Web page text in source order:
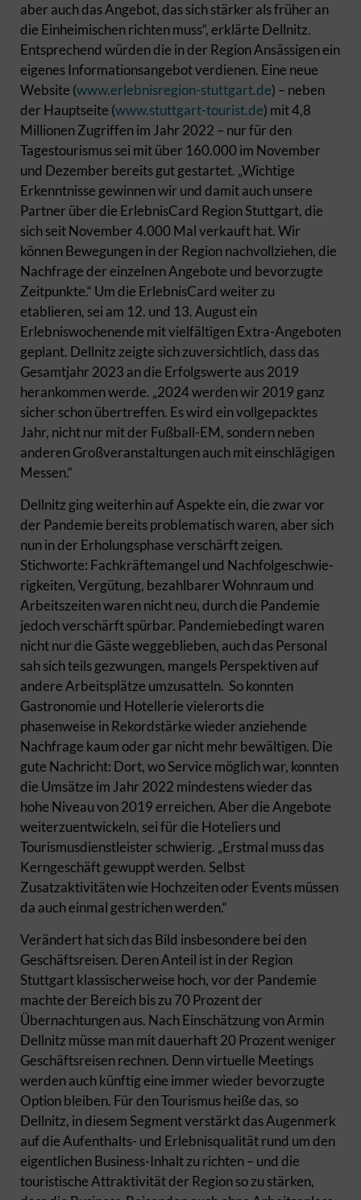
aber auch das Angebot, das sich stärker als früher an
die Einheimischen richten muss“, erklärte Dellnitz.
Entsprechend würden die in der Region Ansässigen ein
eigenes Informationsangebot verdienen. Eine neue
Website (www.erlebnisregion-stuttgart.de) – neben
der Hauptseite (www.stuttgart-tourist.de) mit 4,8
Millionen Zugriffen im Jahr 2022 – nur für den
Tagestourismus sei mit über 160.000 im November
und Dezember bereits gut gestartet. „Wichtige
Erkenntnisse gewinnen wir und damit auch unsere
Partner über die ErlebnisCard Region Stuttgart, die
sich seit November 4.000 Mal verkauft hat. Wir
können Bewegungen in der Region nachvollziehen, die
Nachfrage der einzelnen Angebote und bevorzugte
Zeitpunkte.“ Um die ErlebnisCard weiter zu
etablieren, sei am 12. und 13. August ein
Erlebniswochenende mit vielfältigen Extra-Angeboten
geplant. Dellnitz zeigte sich zuversichtlich, dass das
Gesamtjahr 2023 an die Erfolgswerte aus 2019
herankommen werde. „2024 werden wir 2019 ganz
sicher schon übertreffen. Es wird ein vollgepacktes
Jahr, nicht nur mit der Fußball-EM, sondern neben
anderen Großveranstaltungen auch mit einschlägigen
Messen.“
Dellnitz ging weiterhin auf Aspekte ein, die zwar vor
der Pandemie bereits problematisch waren, aber sich
nun in der Erholungsphase verschärft zeigen.
Stichworte: Fachkräftemangel und Nachfolgeschwie­
rigkeiten, Vergütung, bezahlbarer Wohnraum und
Arbeitszeiten waren nicht neu, durch die Pandemie
jedoch verschärft spür­bar. Pandemiebedingt waren
nicht nur die Gäste weggeblieben, auch das Personal
sah sich teils gezwungen, mangels Perspektiven auf
andere Arbeitsplätze umzusatteln. So konnten
Gastronomie und Hotellerie vielerorts die
phasenweise in Rekordstärke wieder anziehende
Nachfrage kaum oder gar nicht mehr bewältigen. Die
gute Nachricht: Dort, wo Service möglich war, konnten
die Umsätze im Jahr 2022 mindestens wieder das
hohe Niveau von 2019 erreichen. Aber die Angebote
weiterzuentwickeln, sei für die Hoteliers und
Tourismusdienstleister schwierig. „Erstmal muss das
Kerngeschäft gewuppt werden. Selbst
Zusatzaktivitäten wie Hochzeiten oder Events müssen
da auch einmal gestrichen werden.“
Verändert hat sich das Bild insbesondere bei den
Geschäftsreisen. Deren Anteil ist in der Region
Stuttgart klassischerweise hoch, vor der Pandemie
machte der Bereich bis zu 70 Prozent der
Übernachtungen aus. Nach Einschätzung von Armin
Dellnitz müsse man mit dauerhaft 20 Prozent weniger
Geschäftsreisen rechnen. Denn virtuelle Meetings
werden auch künftig eine immer wieder bevorzugte
Option bleiben. Für den Tourismus heiße das, so
Dellnitz, in diesem Segment verstärkt das Augenmerk
auf die Aufenthalts- und Erlebnisqualität rund um den
eigentlichen Business-Inhalt zu richten – und die
touristische Attraktivität der Region so zu stärken,